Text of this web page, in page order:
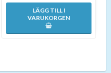
LÄGG TILL I
VARUKORGEN